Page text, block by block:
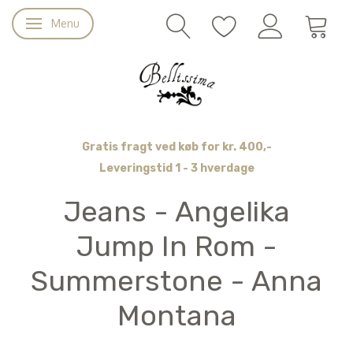
Skifte navigation
Menu
Gratis fragt ved køb for kr. 400,-
Leveringstid 1 - 3 hverdage
Jeans - Angelika
Jump In Rom -
Summerstone - Anna
Montana